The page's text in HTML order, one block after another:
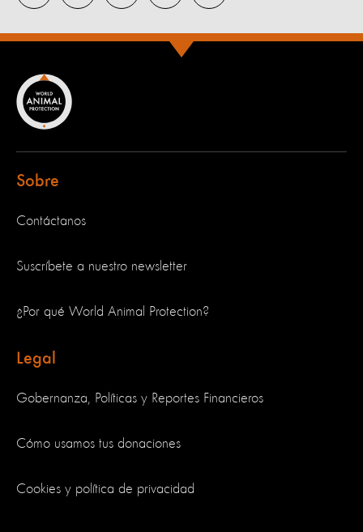
Sobre
Contáctanos
Suscríbete a nuestro newsletter
¿Por qué World Animal Protection?
Legal
Gobernanza, Políticas y Reportes Financieros
Cómo usamos tus donaciones
Cookies y política de privacidad